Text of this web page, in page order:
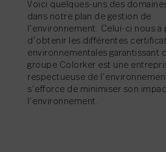
Voici quelques-uns des
dans notre plan de gestion de
l’environnement. Celui-ci nous a
d’obtenir les différentes
environnementales garantissant
groupe Colorker est une
respectueuse de
s’efforce de minimiser son
l’environnement.